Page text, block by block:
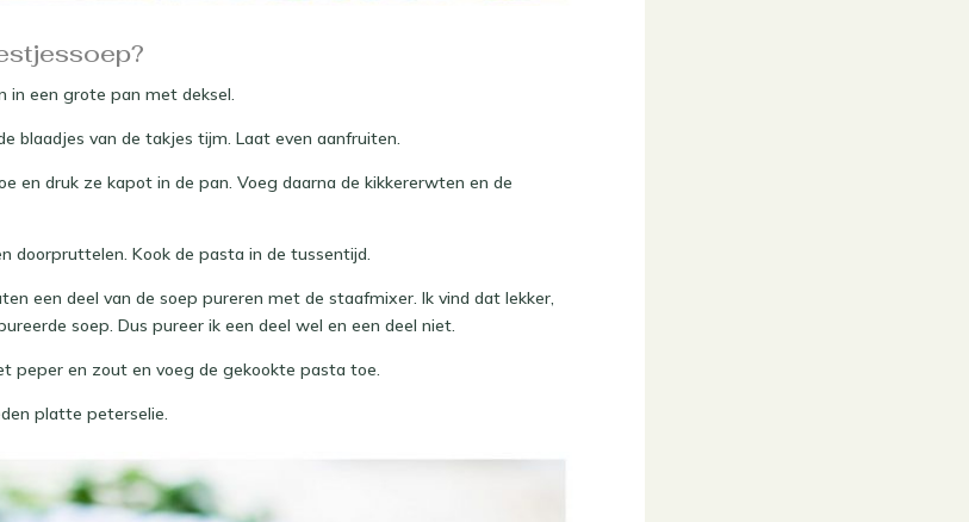
in een grote pan met deksel.
blaadjes van de takjes tijm. Laat even aanfruiten.
en druk ze kapot in de pan. Voeg daarna de kikkererwten en de
doorpruttelen. Kook de pasta in de tussentijd.
een deel van de soep pureren met de staafmixer. Ik vind dat lekker,
soep. Dus pureer ik een deel wel en een deel niet.
peper en zout en voeg de gekookte pasta toe.
platte peterselie.